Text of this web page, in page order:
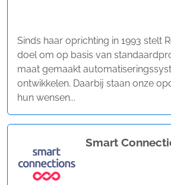
Sinds haar oprichting in 1993 stelt
doel om op basis van
maat gemaakt
ontwikkelen. Daarbij staan onze
hun wensen...
Smart